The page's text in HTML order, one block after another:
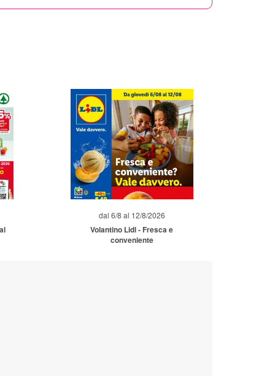
dal 6/8 al 12/8/2026
Volantino Lidl - Fresca e
conveniente